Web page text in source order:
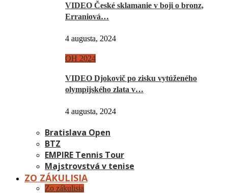
VIDEO České sklamanie v boji o bronz,
Erraniová…
4 augusta, 2024
OH 2024
VIDEO Djokovič po zisku vytúženého
olympijského zlata v…
4 augusta, 2024
Bratislava Open
BTZ
EMPIRE Tennis Tour
Majstrovstvá v tenise
ZO ZÁKULISIA
Zo zákulisia